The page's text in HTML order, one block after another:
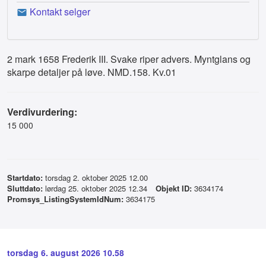
Kontakt selger
2 mark 1658 Frederik III. Svake riper advers. Myntglans og
skarpe detaljer på løve. NMD.158. Kv.01
Verdivurdering:
15 000
Startdato: torsdag 2. oktober 2025 12.00
Sluttdato: lørdag 25. oktober 2025 12.34 Objekt ID: 3634174
Promsys_ListingSystemIdNum: 3634175
torsdag 6. august 2026 10.58